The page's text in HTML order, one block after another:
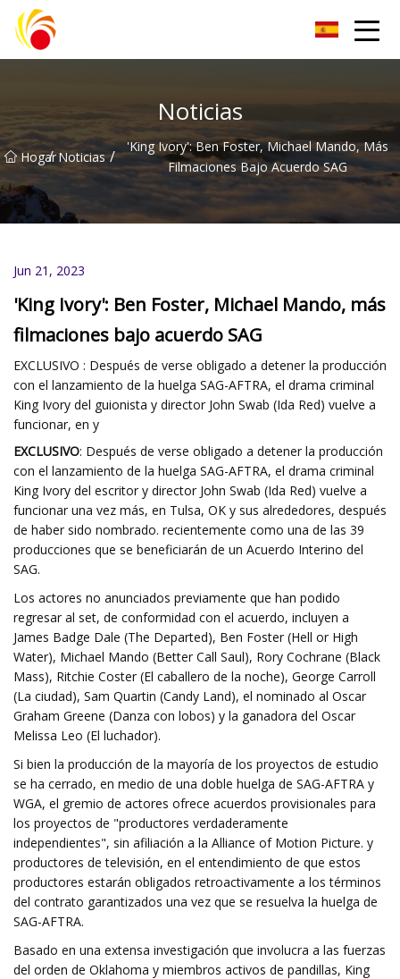
Artículos de laboratorio de plástico Co., Ltd de Wuxi
Noticias
Hogar
/ Noticias /
'King Ivory': Ben Foster, Michael Mando, Más
Filmaciones Bajo Acuerdo SAG
Jun 21, 2023
'King Ivory': Ben Foster, Michael Mando, más
filmaciones bajo acuerdo SAG
EXCLUSIVO : Después de verse obligado a detener la producción
con el lanzamiento de la huelga SAG-AFTRA, el drama criminal
King Ivory del guionista y director John Swab (Ida Red) vuelve a
funcionar, en y
EXCLUSIVO: Después de verse obligado a detener la producción
con el lanzamiento de la huelga SAG-AFTRA, el drama criminal
King Ivory del escritor y director John Swab (Ida Red) vuelve a
funcionar una vez más, en Tulsa, OK y sus alrededores, después
de haber sido nombrado. recientemente como una de las 39
producciones que se beneficiarán de un Acuerdo Interino del
SAG.
Los actores no anunciados previamente que han podido
regresar al set, de conformidad con el acuerdo, incluyen a
James Badge Dale (The Departed), Ben Foster (Hell or High
Water), Michael Mando (Better Call Saul), Rory Cochrane (Black
Mass), Ritchie Coster (El caballero de la noche), George Carroll
(La ciudad), Sam Quartin (Candy Land), el nominado al Oscar
Graham Greene (Danza con lobos) y la ganadora del Oscar
Melissa Leo (El luchador).
Si bien la producción de la mayoría de los proyectos de estudio
se ha cerrado, en medio de una doble huelga de SAG-AFTRA y
WGA, el gremio de actores ofrece acuerdos provisionales para
los proyectos de "productores verdaderamente
independientes", sin afiliación a la Alliance of Motion Picture. y
productores de televisión, en el entendimiento de que estos
productores estarán obligados retroactivamente a los términos
del contrato garantizados una vez que se resuelva la huelga de
SAG-AFTRA.
Basado en una extensa investigación que involucra a las fuerzas
del orden de Oklahoma y miembros activos de pandillas, King